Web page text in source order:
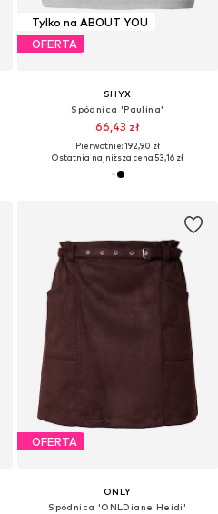
Tylko na ABOUT YOU
OFERTA
SHYX
Spódnica 'Paulina'
66,43 zł
Pierwotnie: 192,90 zł
Ostatnia najniższa cena:53,16 zł
OFERTA
ONLY
Spódnica 'ONLDiane Heidi'